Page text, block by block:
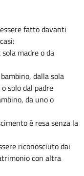
fatto davanti
madre o da
dalla sola
solo dal padre
da uno o
è resa senza la
riconosciuto dai
con altra